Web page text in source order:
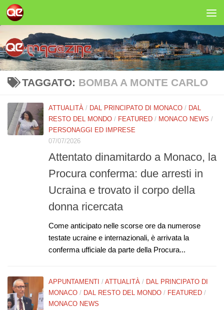
Salta al contenuto
TAGGATO: BOMBA A MONTE CARLO
ATTUALITÀ / DAL PRINCIPATO DI MONACO / DAL
RESTO DEL MONDO / FEATURED / MONACO NEWS /
PERSONAGGI ED IMPRESE
07/07/2026
Attentato dinamitardo a Monaco, la
Procura conferma: due arresti in
Ucraina e trovato il corpo della
donna ricercata
Come anticipato nelle scorse ore da numerose
testate ucraine e internazionali, è arrivata la
conferma ufficiale da parte della Procura...
APPUNTAMENTI / ATTUALITÀ / DAL PRINCIPATO DI
MONACO / DAL RESTO DEL MONDO / FEATURED /
MONACO NEWS